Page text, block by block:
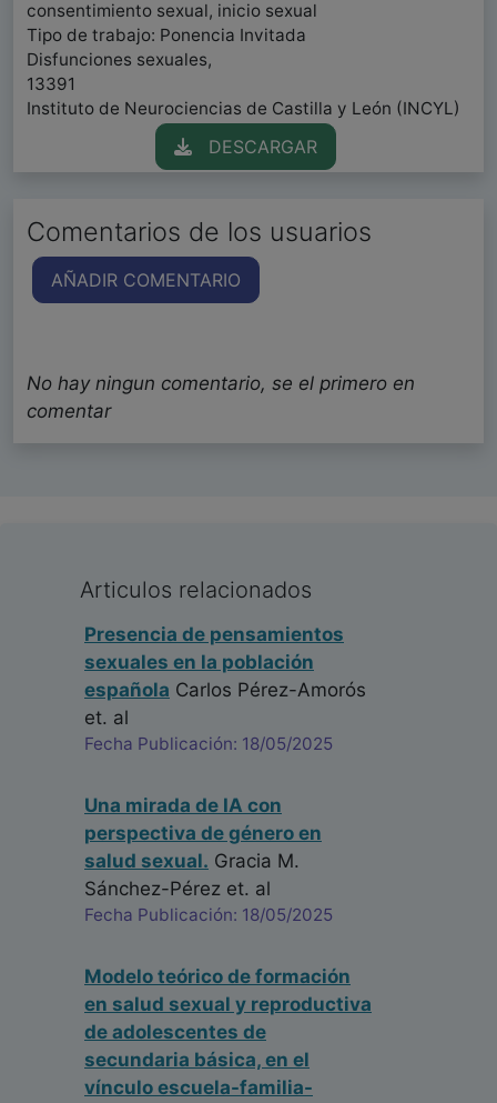
consentimiento sexual, inicio sexual
Tipo de trabajo: Ponencia Invitada
Disfunciones sexuales,
13391
Instituto de Neurociencias de Castilla y León (INCYL)
DESCARGAR
Comentarios de los usuarios
AÑADIR COMENTARIO
No hay ningun comentario, se el primero en
comentar
Articulos relacionados
Presencia de pensamientos
sexuales en la población
española Carlos Pérez-Amorós
et. al
Fecha Publicación: 18/05/2025
Una mirada de IA con
perspectiva de género en
salud sexual. Gracia M.
Sánchez-Pérez et. al
Fecha Publicación: 18/05/2025
Modelo teórico de formación
en salud sexual y reproductiva
de adolescentes de
secundaria básica, en el
vínculo escuela-familia-